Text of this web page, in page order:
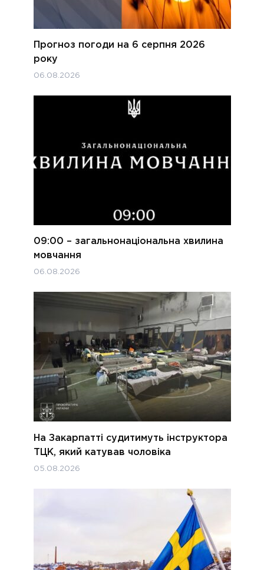
Прогноз погоди на 6 серпня 2026
року
06.08.2026
09:00 – загальнонаціональна хвилина
мовчання
06.08.2026
На Закарпатті судитимуть інструктора
ТЦК, який катував чоловіка
05.08.2026